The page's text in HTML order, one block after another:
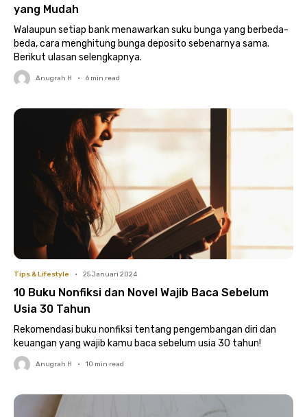
yang Mudah
Walaupun setiap bank menawarkan suku bunga yang berbeda-
beda, cara menghitung bunga deposito sebenarnya sama.
Berikut ulasan selengkapnya.
Anugrah H • 6 min read
Tips & Lifestyle • 25 Januari 2024
10 Buku Nonfiksi dan Novel Wajib Baca Sebelum
Usia 30 Tahun
Rekomendasi buku nonfiksi tentang pengembangan diri dan
keuangan yang wajib kamu baca sebelum usia 30 tahun!
Anugrah H • 10 min read